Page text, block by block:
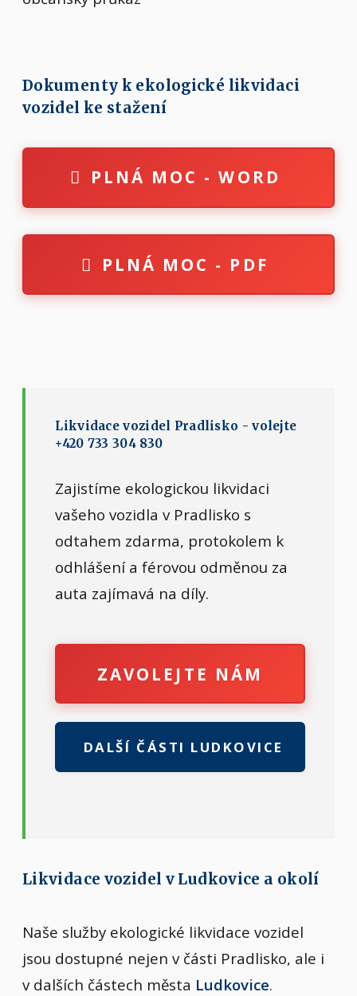
Dokumenty k ekologické likvidaci
vozidel ke stažení
PLNÁ MOC - WORD
PLNÁ MOC - PDF
Likvidace vozidel Pradlisko - volejte
+420 733 304 830
Zajistíme ekologickou likvidaci
vašeho vozidla v Pradlisko s
odtahem zdarma, protokolem k
odhlášení a férovou odměnou za
auta zajímavá na díly.
ZAVOLEJTE NÁM
DALŠÍ ČÁSTI LUDKOVICE
Likvidace vozidel v Ludkovice a okolí
Naše služby ekologické likvidace vozidel
jsou dostupné nejen v části Pradlisko, ale i
v dalších částech města Ludkovice.